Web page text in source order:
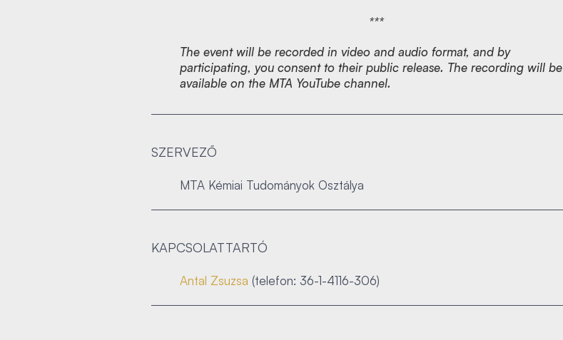
***
The event will be recorded in video and audio format, and by
participating, you consent to their public release. The recording will be
available on the MTA YouTube channel.
SZERVEZŐ
MTA Kémiai Tudományok Osztálya
KAPCSOLATTARTÓ
Antal Zsuzsa (telefon: 36-1-4116-306)